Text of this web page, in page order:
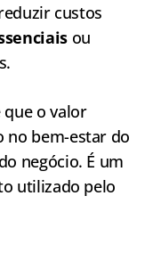
custos
ou
o valor
no bem-estar do
negócio. É um
utilizado pelo